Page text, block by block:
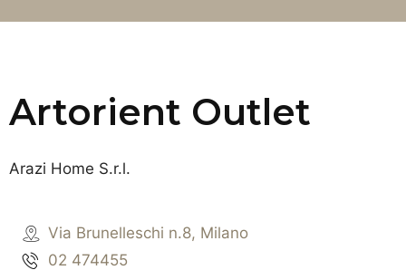
Artorient Outlet
Arazi Home S.r.l.
Via Brunelleschi n.8, Milano
02 474455